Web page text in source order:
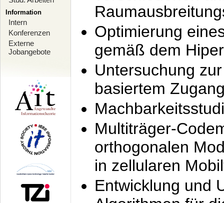
Information
Intern
Konferenzen
Externe
Jobangebote
Optimierung
gemäß dem
Untersuchung
basiertem
Multiträger-
orthogonalen
in zellularen
Entwicklung und